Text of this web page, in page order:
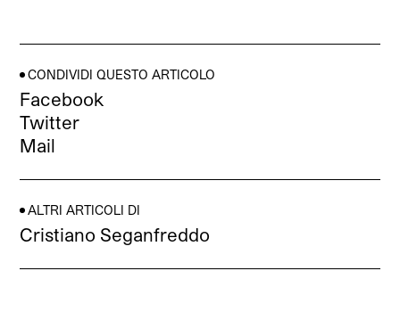
CONDIVIDI QUESTO ARTICOLO
Facebook
Twitter
Mail
ALTRI ARTICOLI DI
Cristiano Seganfreddo